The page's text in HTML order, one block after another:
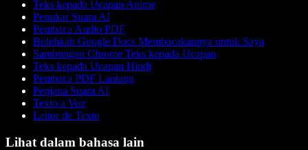
Teks kepada Ucapan Anime
Penukar Suara AI
Pembaca Audio PDF
Bolehkah Google Docs Membacakannya untuk Saya
Sambungan Chrome Teks kepada Ucapan
Teks kepada Ucapan Hindi
Pembaca PDF Lantang
Penjana Suara AI
Texto a Voz
Leitor de Texto
Lihat dalam bahasa lain